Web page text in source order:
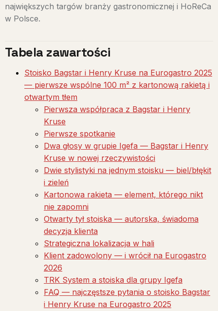
największych targów branży gastronomicznej i HoReCa
w Polsce.
Tabela zawartości
Stoisko Bagstar i Henry Kruse na Eurogastro 2025
— pierwsze wspólne 100 m² z kartonową rakietą i
otwartym tłem
Pierwsza współpraca z Bagstar i Henry
Kruse
Pierwsze spotkanie
Dwa głosy w grupie Igefa — Bagstar i Henry
Kruse w nowej rzeczywistości
Dwie stylistyki na jednym stoisku — biel/błękit
i zieleń
Kartonowa rakieta — element, którego nikt
nie zapomni
Otwarty tył stoiska — autorska, świadoma
decyzja klienta
Strategiczna lokalizacja w hali
Klient zadowolony — i wrócił na Eurogastro
2026
TRK System a stoiska dla grupy Igefa
FAQ — najczęstsze pytania o stoisko Bagstar
i Henry Kruse na Eurogastro 2025